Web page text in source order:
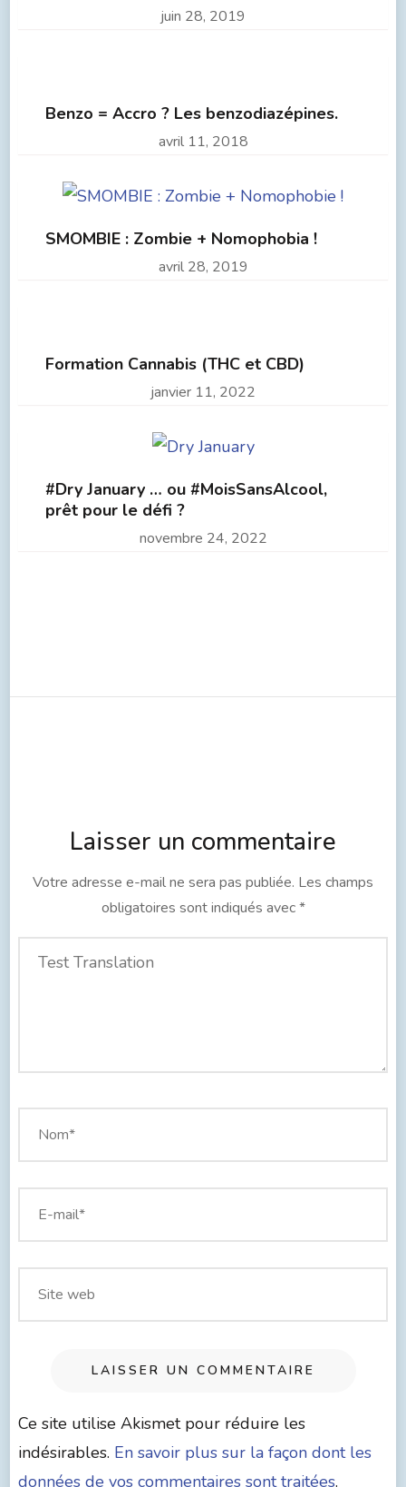
juin 28, 2019
Benzo = Accro ? Les benzodiazépines.
avril 11, 2018
SMOMBIE : Zombie + Nomophobia !
avril 28, 2019
Formation Cannabis (THC et CBD)
janvier 11, 2022
#Dry January … ou #MoisSansAlcool,
prêt pour le défi ?
novembre 24, 2022
Laisser un commentaire
Votre adresse e-mail ne sera pas publiée. Les champs
obligatoires sont indiqués avec*
Ce site utilise Akismet pour réduire les
indésirables. En savoir plus sur la façon dont les
données de vos commentaires sont traitées.